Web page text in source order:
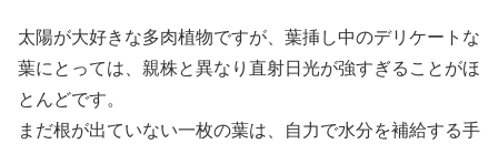
太陽が大好きな多肉植物ですが、葉挿し中のデリケートな
葉にとっては、親株と異なり直射日光が強すぎることがほ
とんどです。
まだ根が出ていない一枚の葉は、自力で水分を補給する手